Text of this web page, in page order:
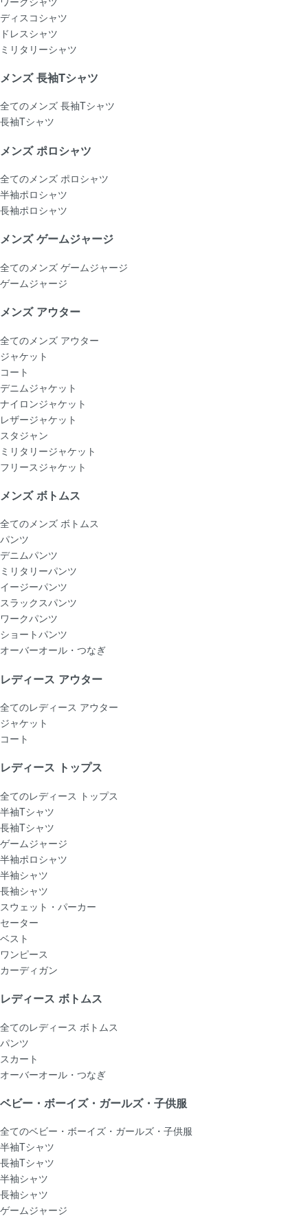
ディスコシャツ
ドレスシャツ
ミリタリーシャツ
メンズ 長袖Tシャツ
全てのメンズ 長袖Tシャツ
長袖Tシャツ
メンズ ポロシャツ
全てのメンズ ポロシャツ
半袖ポロシャツ
長袖ポロシャツ
メンズ ゲームジャージ
全てのメンズ ゲームジャージ
ゲームジャージ
メンズ アウター
全てのメンズ アウター
ジャケット
コート
デニムジャケット
ナイロンジャケット
レザージャケット
スタジャン
ミリタリージャケット
フリースジャケット
メンズ ボトムス
全てのメンズ ボトムス
パンツ
デニムパンツ
ミリタリーパンツ
イージーパンツ
スラックスパンツ
ワークパンツ
ショートパンツ
オーバーオール・つなぎ
レディース アウター
全てのレディース アウター
ジャケット
コート
レディース トップス
全てのレディース トップス
半袖Tシャツ
長袖Tシャツ
ゲームジャージ
半袖ポロシャツ
半袖シャツ
長袖シャツ
スウェット・パーカー
セーター
ベスト
ワンピース
カーディガン
レディース ボトムス
全てのレディース ボトムス
パンツ
スカート
オーバーオール・つなぎ
ベビー・ボーイズ・ガールズ・子供服
全てのベビー・ボーイズ・ガールズ・子供服
半袖Tシャツ
長袖Tシャツ
半袖シャツ
長袖シャツ
ゲームジャージ